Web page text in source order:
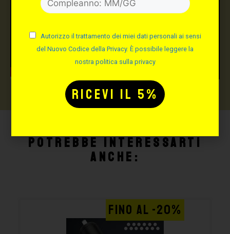
Potrebbe interessarti
anche:
FINO AL -20%
Autorizzo il trattamento dei miei dati personali ai sensi
del Nuovo Codice della Privacy. È possibile leggere la
nostra politica sulla privacy